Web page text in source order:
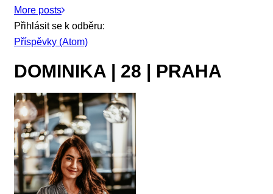
More posts
Přihlásit se k odběru:
Příspěvky (Atom)
DOMINIKA | 28 | PRAHA